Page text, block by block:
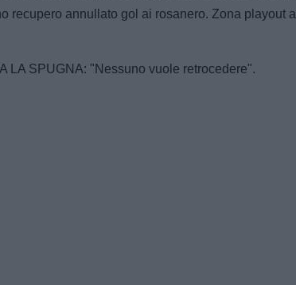
recupero annullato gol ai rosanero. Zona playout
LA SPUGNA: "Nessuno vuole retrocedere".